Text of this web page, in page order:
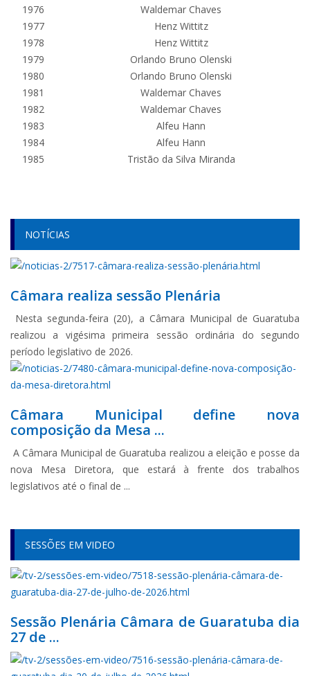
1976
Waldemar Chaves
1977
Henz Wittitz
1978
Henz Wittitz
1979
Orlando Bruno Olenski
1980
Orlando Bruno Olenski
1981
Waldemar Chaves
1982
Waldemar Chaves
1983
Alfeu Hann
1984
Alfeu Hann
1985
Tristão da Silva Miranda
NOTÍCIAS
Câmara realiza sessão Plenária
Nesta segunda-feira (20), a Câmara Municipal de Guaratuba
realizou a vigésima primeira sessão ordinária do segundo
período legislativo de 2026.
Câmara Municipal define nova
composição da Mesa ...
A Câmara Municipal de Guaratuba realizou a eleição e posse da
nova Mesa Diretora, que estará à frente dos trabalhos
legislativos até o final de ...
SESSÕES EM VIDEO
Sessão Plenária Câmara de Guaratuba dia
27 de ...